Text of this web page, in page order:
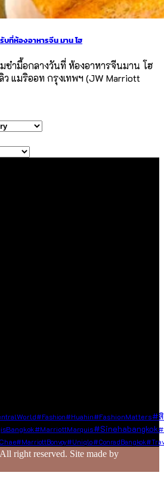
ที่ห้องอาหารจีน มาน โฮ
ซำมื้อกลางวันที่ ห้องอาหารจีนมาน โฮ
ว แมริออท กรุงเทพฯ (JW Marriott
#fashion#Huahin#FashionMatters#สิ
#MarriottMarquis#sinehabangkok
#MarriottBonvoy#Uniqlo#ConradBangkok
right reserved. Site made by